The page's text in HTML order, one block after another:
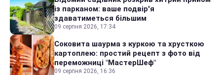
із парканом: ваше подвір'я
здаватиметься більшим
09 серпня 2026, 17:34
Соковита шаурма з куркою та хрусткою
картоплею: простий рецепт з фото від
переможниці "МастерШеф"
09 серпня 2026, 16:36